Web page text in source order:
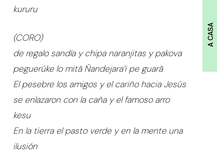
A CASA
kururu
(CORO)
de regalo sandía y chipa naranjitas y pakova
peguerúke lo mitâ Ñandejara’i pe guarâ
El pesebre los amigos y el cariño hacia Jesús
se enlazaron con la caña y el famoso arro
kesu
En la tierra el pasto verde y en la mente una
ilusión